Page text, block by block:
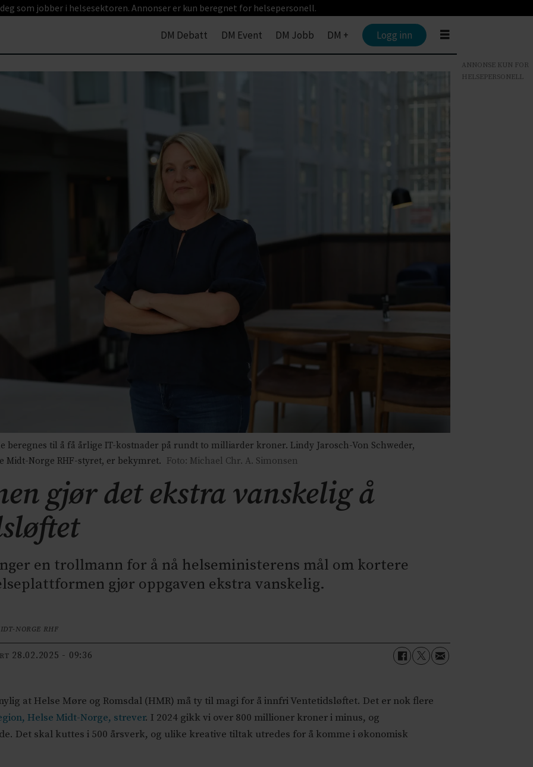
som jobber i helsesektoren. Annonser er kun beregnet for helsepersonell.
DM Debatt DM Event DM Jobb DM + Logg inn
beregnes til å få årlige IT-kostnader på rundt to milliarder kroner. Lindy Jarosch-Von Schweder,
Norge RHF-styret, er bekymret. Foto: Michael Chr. A. Simonsen
gjør det ekstra vanskelig å
en trollmann for å nå helseministerens mål om kortere
gjør oppgaven ekstra vanskelig.
NORGE RHF
28.02.2025 - 09:36
at Helse Møre og Romsdal (HMR) må ty til magi for å innfri Ventetidsløftet. Det er nok flere
Helse Midt-Norge, strever. I 2024 gikk vi over 800 millioner kroner i minus, og
Det skal kuttes i 500 årsverk, og ulike kreative tiltak utredes for å komme i økonomisk
ANNONSE KUN FOR
HELSEPERSONELL